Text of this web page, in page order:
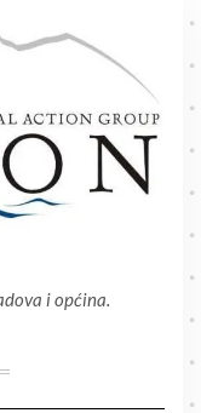
i općina.